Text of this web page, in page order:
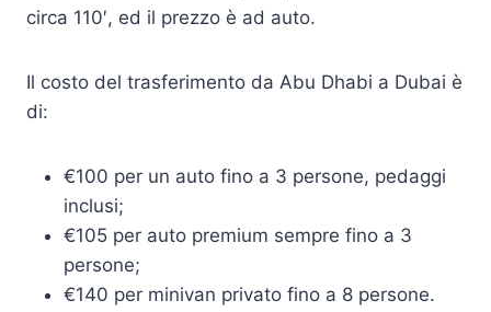
circa 110′, ed il prezzo è ad auto.
Il costo del trasferimento da Abu Dhabi a Dubai è
di:
€100 per un auto fino a 3 persone, pedaggi
inclusi;
€105 per auto premium sempre fino a 3
persone;
€140 per minivan privato fino a 8 persone.